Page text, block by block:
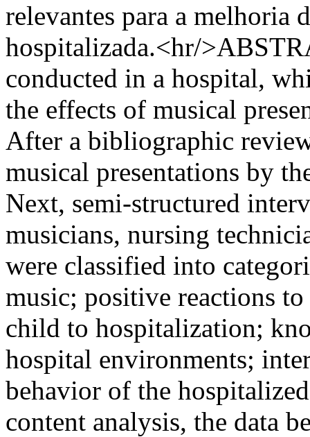
relevantes para a melhoria
hospitalizada.<hr/
conducted in a hospital,
the effects of musical
After a bibliographic
musical presentations by
Next, semi-structured
musicians, nursing
were classified into
music; positive reactions
child to hospitalization;
hospital environments;
behavior of the
content analysis, the data